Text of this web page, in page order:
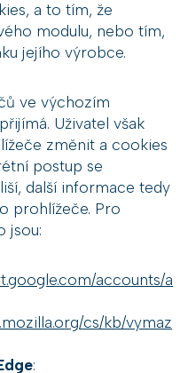
a to tím, že
modulu, nebo tím,
jejího výrobce.
ve výchozím
Uživatel však
změnit a cookies
postup se
další informace tedy
prohlížeče. Pro
jsou:
accounts/a
cs/kb/vymaz
: